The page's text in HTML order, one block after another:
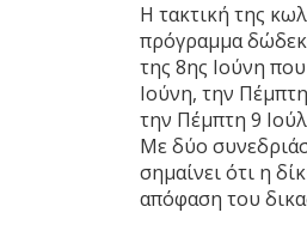
Η τακτική της
πρόγραμμα
της 8ης Ιούνη
Ιούνη, την
την Πέμπτη 9
Με δύο
σημαίνει ότι η
απόφαση του